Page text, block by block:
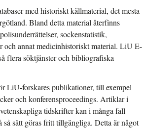
med historiskt källmaterial, det mesta
Bland detta material återfinns
sockenstatistik,
och annat medicinhistoriskt material. LiU E-
flera söktjänster och bibliografiska
LiU-forskares publikationer, till exempel
och konferensproceedings. Artiklar i
tidskrifter kan i många fall
så sätt göras fritt tillgängliga. Detta är något